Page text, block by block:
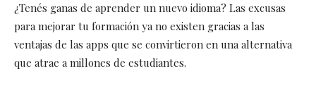
¿Tenés ganas de aprender un nuevo idioma? Las excusas
para mejorar tu formación ya no existen gracias a las
ventajas de las apps que se convirtieron en una alternativa
que atrae a millones de estudiantes.